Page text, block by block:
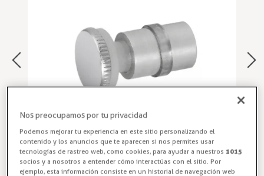
Nos preocupamos por tu privacidad
Podemos mejorar tu experiencia en este sitio personalizando el
contenido y los anuncios que te aparecen si nos permites usar
tecnologías de rastreo web, como cookies, para ayudar a nuestros 1015
socios y a nosotros a entender cómo interactúas con el sitio. Por
ejemplo, esta información consiste en un historial de navegación web